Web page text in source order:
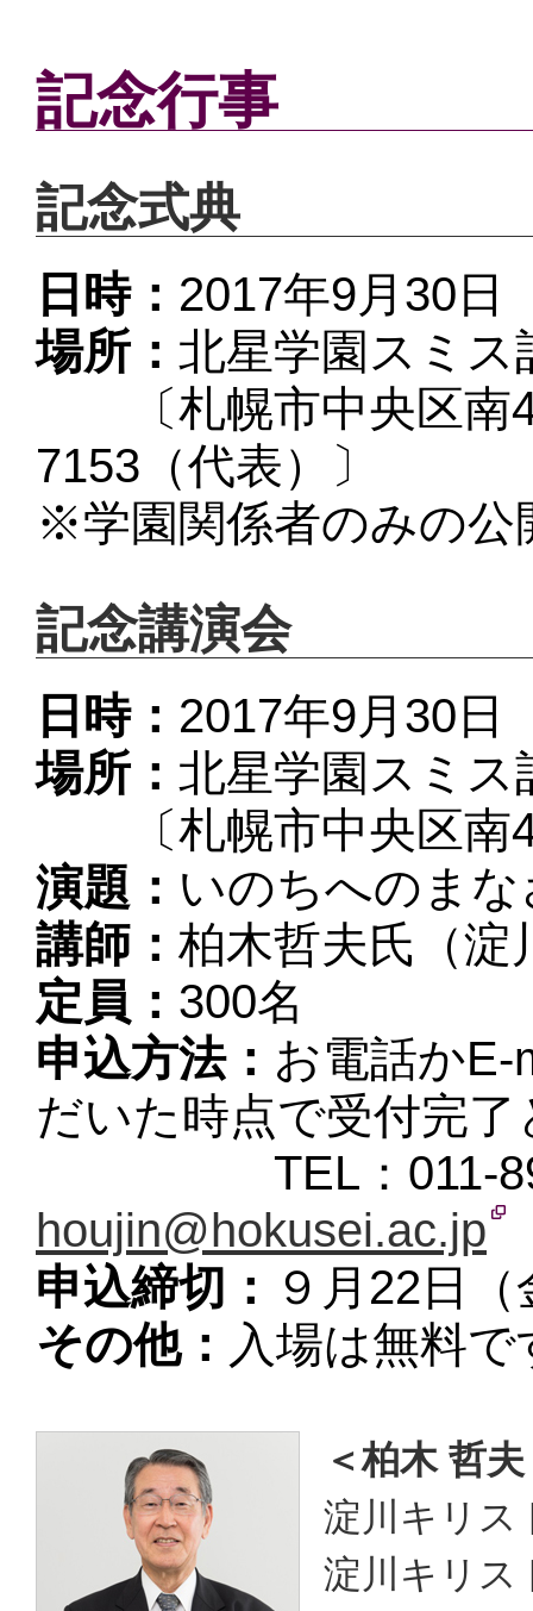
記念行事
記念式典
日時： 2017年9月30日
場所： 北星学園スミス
〔札幌市中央区南
7153 （代表）〕
※学園関係者のみの公
記念講演会
日時： 2017年9月30日
場所： 北星学園スミス
〔札幌市中央区南4
演題： いのちへのまな
講師： 柏木哲夫氏（淀
定員： 300名
申込方法： お電話か
だいた時点で受付完
TEL： 011-
houjin@hokusei.ac.jp
申込締切： ９月22日（
その他： 入場は無料で
＜柏木 哲
淀川キリス
淀川キリス